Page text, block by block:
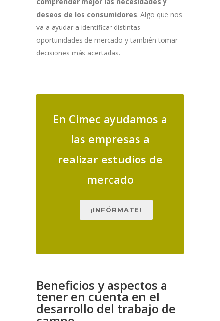
deseos de los consumidores. Algo que nos
va a ayudar a identificar distintas
oportunidades de mercado y también tomar
decisiones más acertadas.
En Cimec ayudamos a
las empresas a
realizar estudios de
mercado
¡INFÓRMATE!
Beneficios y aspectos a
tener en cuenta en el
desarrollo del trabajo de